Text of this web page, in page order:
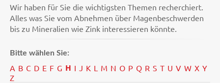
Wir haben für Sie die wichtigsten Themen recherchiert.
Alles was Sie vom Abnehmen über Magenbeschwerden
bis zu Mineralien wie Zink interessieren könnte.
Bitte wählen Sie:
A B C D E F G H I J K L M N O P Q R S T U V W X Y
Z